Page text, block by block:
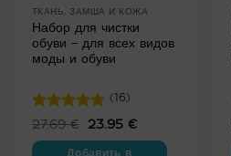
ТКАНЬ, ЗАМША И КОЖА
Набор для чистки
обуви – для всех видов
моды и обуви
Оценка
(16)
27.69€ Первоначальная
составляла
23.95 €Текущая
23.95 €.